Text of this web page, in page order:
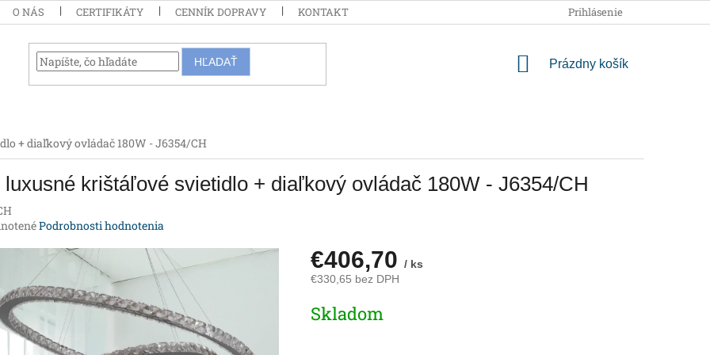
O NÁS CERTIFIKÁTY CENNÍK DOPRAVY KONTAKT PODMIENKY OCHRANY
Prihlásenie
HĽADAŤ
NÁKUPNÝ
Prázdny košík
+ diaľkový ovládač 180W - J6354/CH
luxusné krištáľové svietidlo + diaľkový ovládač 180W - J6354/CH
Podrobnosti hodnotenia
€406,70 / ks
€330,65 bez DPH
cena:
Skladom